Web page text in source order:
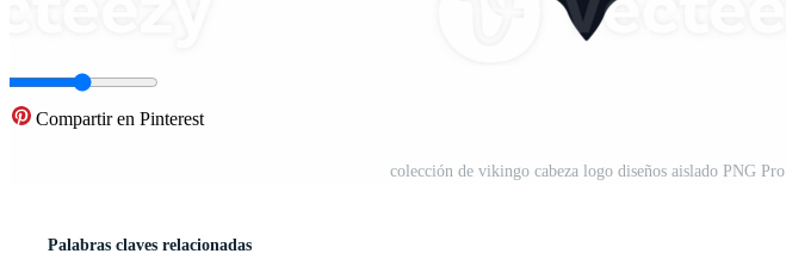
Compartir en Pinterest
colección de vikingo cabeza logo diseños aislado PNG Pro
Palabras claves relacionadas